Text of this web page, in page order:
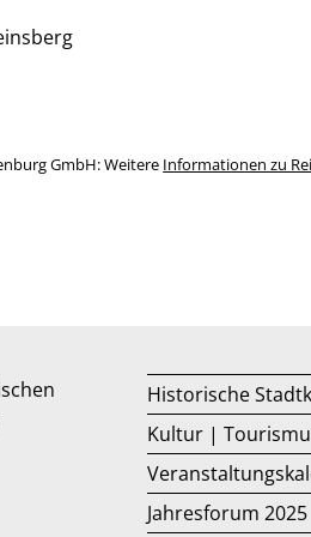
GmbH: Weitere Informationen zu
Historische
Kultur |
Jahresforum 2025